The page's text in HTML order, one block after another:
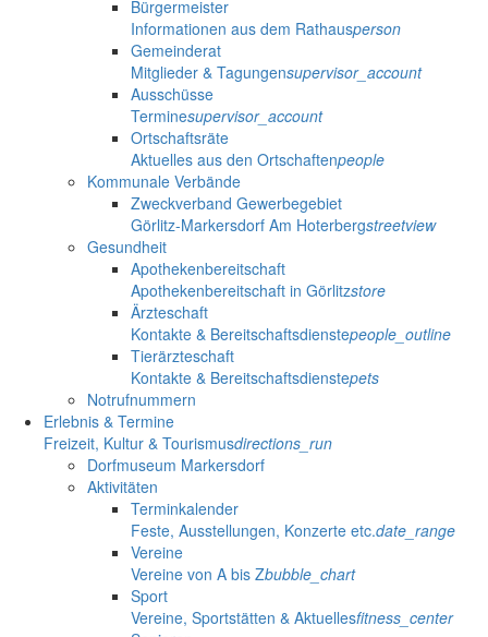
Bürgermeister
Informationen aus dem Rathausperson
Gemeinderat
Mitglieder & Tagungensupervisor_account
Ausschüsse
Terminesupervisor_account
Ortschaftsräte
Aktuelles aus den Ortschaftenpeople
Kommunale Verbände
Zweckverband Gewerbegebiet
Görlitz-Markersdorf Am Hoterbergstreetview
Gesundheit
Apothekenbereitschaft
Apothekenbereitschaft in Görlitzstore
Ärzteschaft
Kontakte & Bereitschaftsdienstepeople_outline
Tierärzteschaft
Kontakte & Bereitschaftsdienstepets
Notrufnummern
Erlebnis & Termine
Freizeit, Kultur & Tourismusdirections_run
Dorfmuseum Markersdorf
Aktivitäten
Terminkalender
Feste, Ausstellungen, Konzerte etc.date_range
Vereine
Vereine von A bis Zbubble_chart
Sport
Vereine, Sportstätten & Aktuellesfitness_center